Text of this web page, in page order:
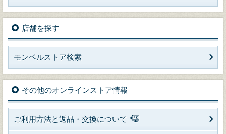
店舗を探す
モンベルストア検索
その他のオンラインストア情報
ご利用方法と返品・交換について